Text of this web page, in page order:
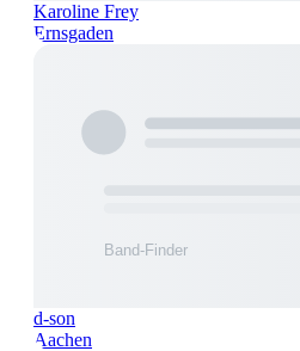
Karoline Frey
Ernsgaden
d-son
Aachen